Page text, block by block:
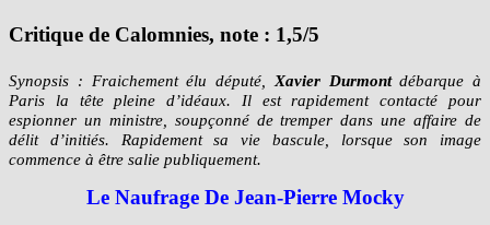
Critique de Calomnies, note : 1,5/5
Synopsis : Fraichement élu député,Xavier Durmontdébarque à
Paris la tête pleine d’idéaux. Il est rapidement contacté pour
espionner un ministre, soupçonné de tremper dans une affaire de
délit d’initiés. Rapidement sa vie bascule, lorsque son image
commence à être salie publiquement.
Le Naufrage De Jean-Pierre Mocky